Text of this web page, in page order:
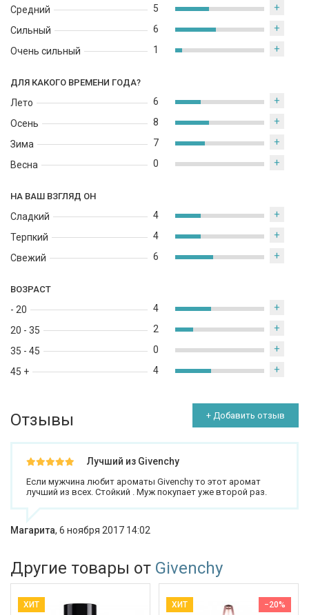
Средний
Сильный
Очень сильный
5 +
6 +
1 +
ДЛЯ КАКОГО ВРЕМЕНИ ГОДА?
Лето
Осень
Зима
Весна
6 +
8 +
7 +
0 +
НА ВАШ ВЗГЛЯД ОН
Сладкий
Терпкий
Свежий
4 +
4 +
6 +
ВОЗРАСТ
- 20
20 - 35
35 - 45
45 +
4 +
2 +
0 +
4 +
Отзывы + Добавить отзыв
Лучший из Givenchy
Если мужчина любит ароматы Givenchy то этот аромат
лучший из всех. Стойкий . Муж покупает уже второй раз.
Магарита, 6 ноября 2017 14:02
Другие товары от Givenchy
ХИТ −20%
ХИТ